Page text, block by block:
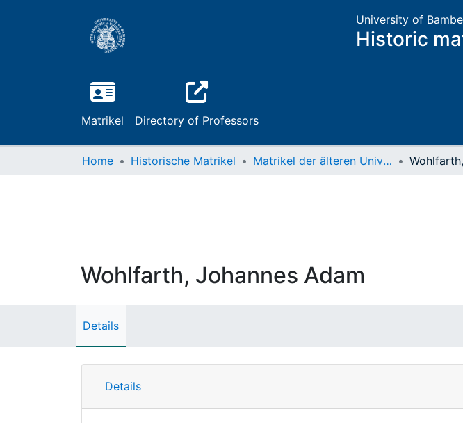
University of
Historic
Matrikel Directory of Professors
Home Historische Matrikel Matrikel der älteren Universität
Wohlfarth, Johannes Adam
Details
Details